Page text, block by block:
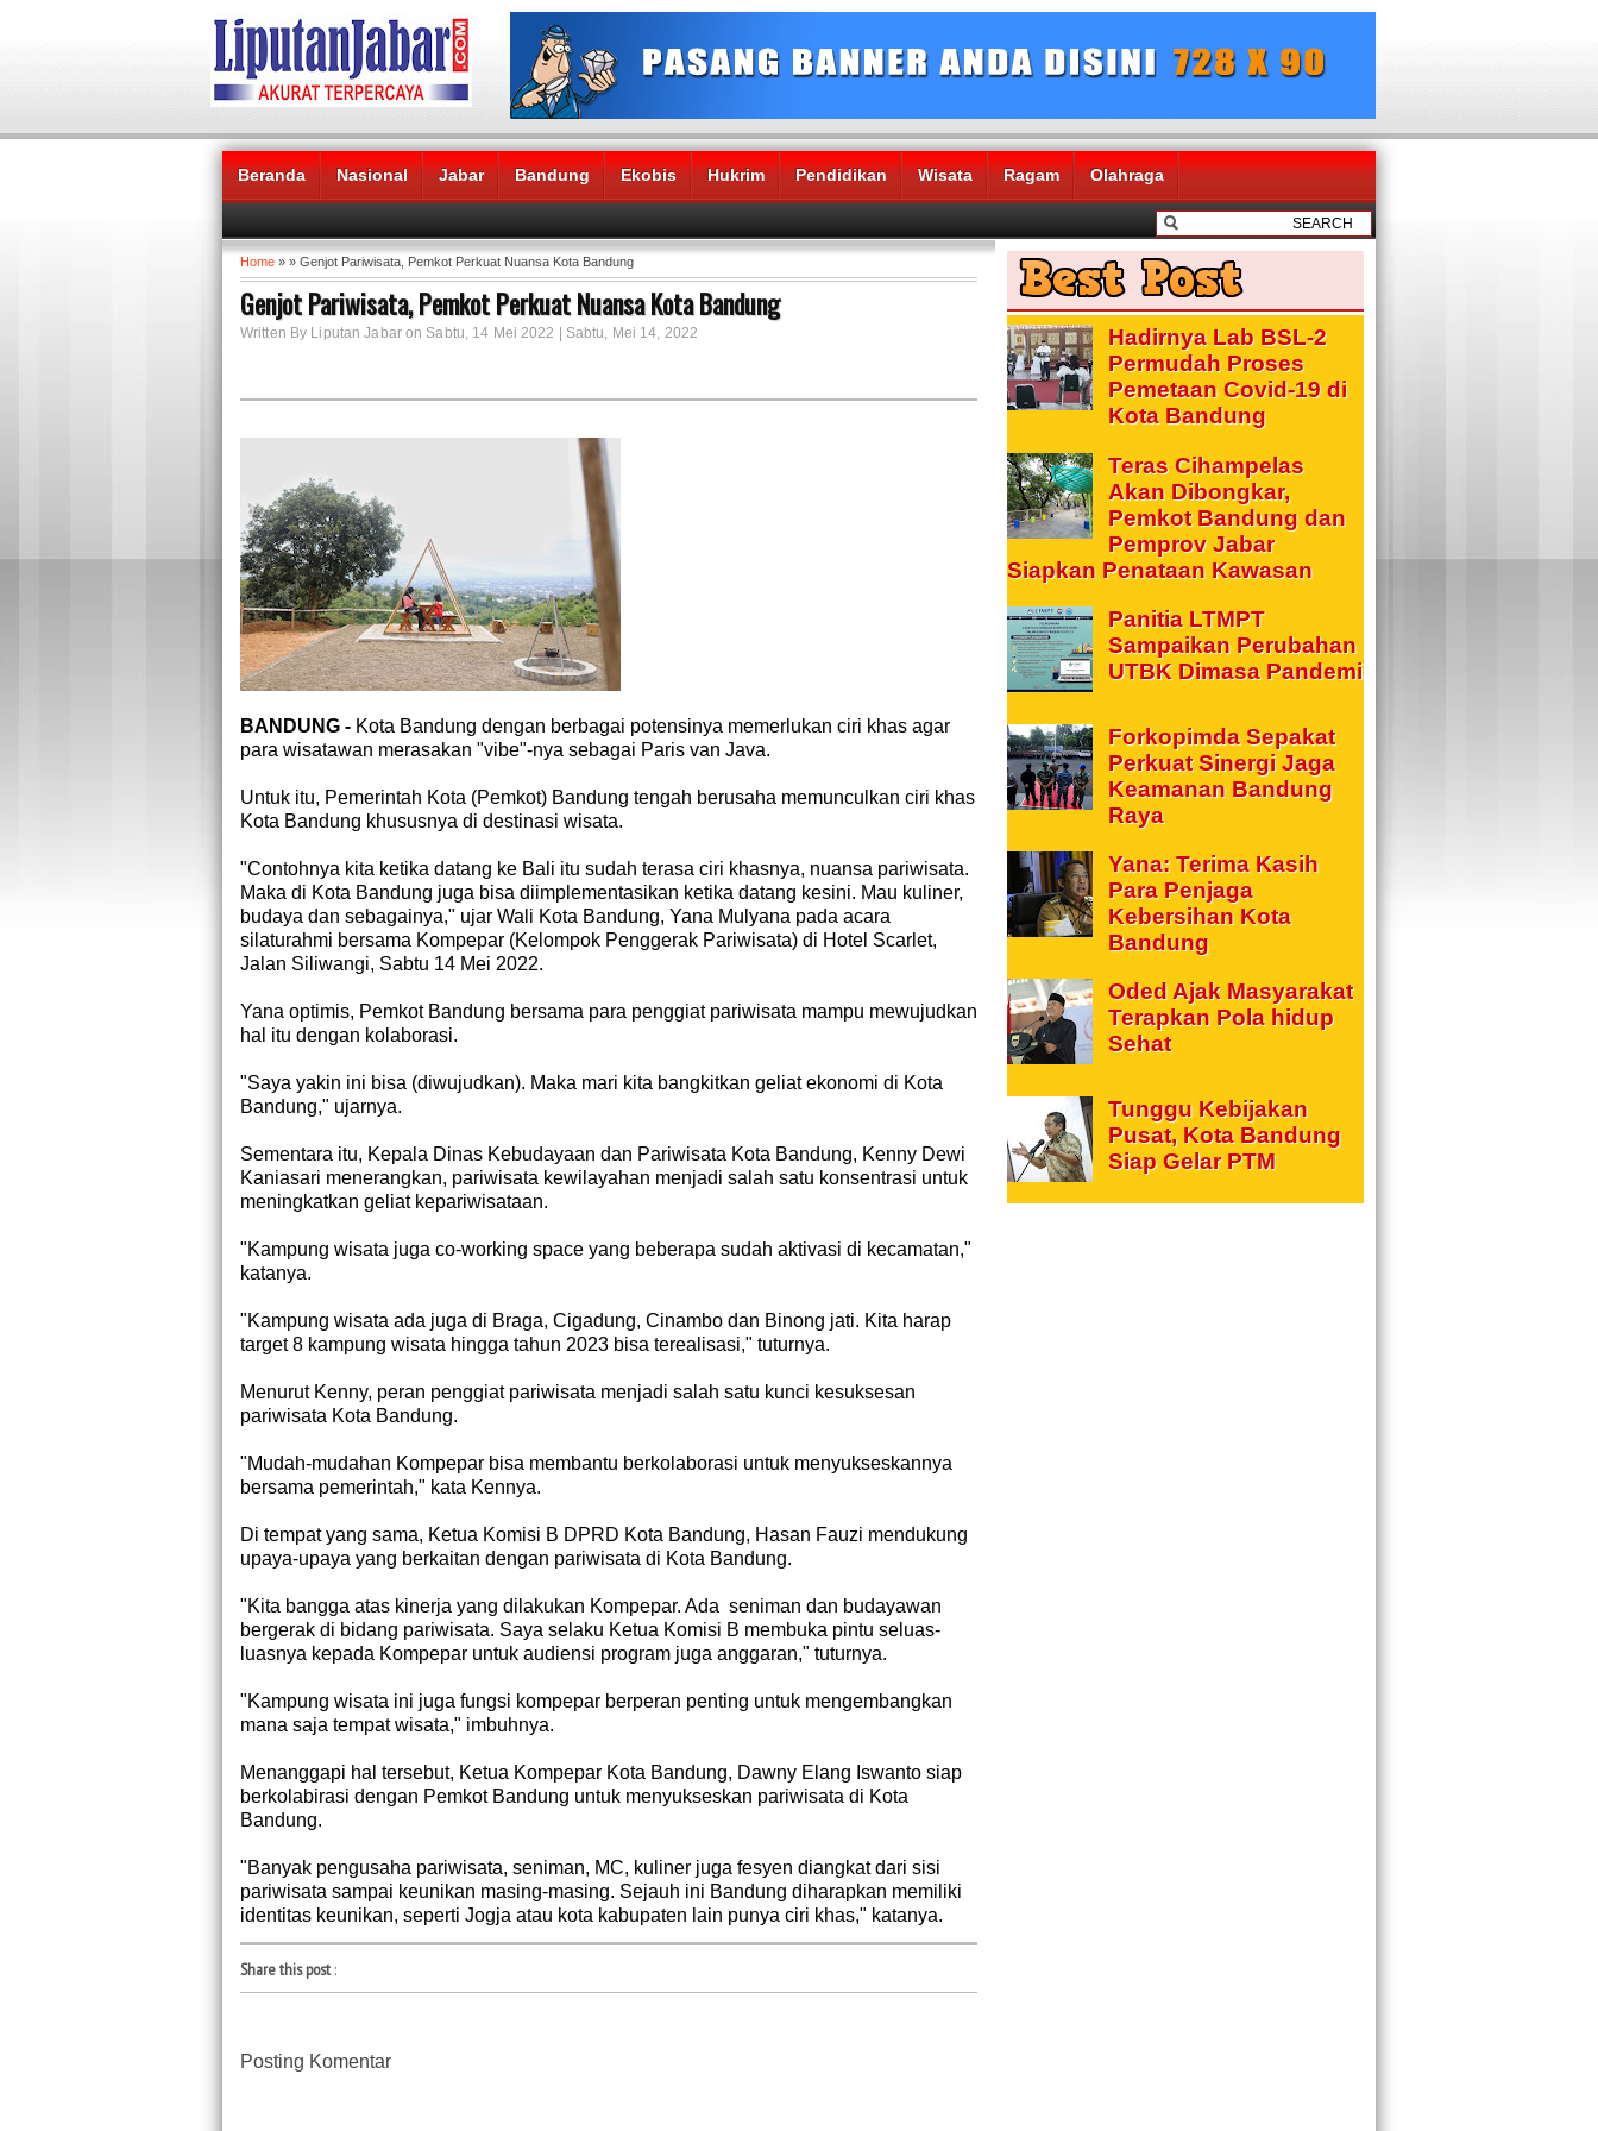
Beranda Nasional Jabar Bandung Ekobis Hukrim Pendidikan Wisata Ragam Olahraga
Headlines News :
Home » » Genjot Pariwisata, Pemkot Perkuat Nuansa Kota Bandung
Genjot Pariwisata, Pemkot Perkuat Nuansa Kota Bandung
Written By Liputan Jabar on Sabtu, 14 Mei 2022 | Sabtu, Mei 14, 2022
BANDUNG - Kota Bandung dengan berbagai potensinya memerlukan ciri khas agar
para wisatawan merasakan "vibe"-nya sebagai Paris van Java.
Untuk itu, Pemerintah Kota (Pemkot) Bandung tengah berusaha memunculkan ciri khas
Kota Bandung khususnya di destinasi wisata.
"Contohnya kita ketika datang ke Bali itu sudah terasa ciri khasnya, nuansa pariwisata.
Maka di Kota Bandung juga bisa diimplementasikan ketika datang kesini. Mau kuliner,
budaya dan sebagainya," ujar Wali Kota Bandung, Yana Mulyana pada acara
silaturahmi bersama Kompepar (Kelompok Penggerak Pariwisata) di Hotel Scarlet,
Jalan Siliwangi, Sabtu 14 Mei 2022.
Yana optimis, Pemkot Bandung bersama para penggiat pariwisata mampu mewujudkan
hal itu dengan kolaborasi.
"Saya yakin ini bisa (diwujudkan). Maka mari kita bangkitkan geliat ekonomi di Kota
Bandung," ujarnya.
Sementara itu, Kepala Dinas Kebudayaan dan Pariwisata Kota Bandung, Kenny Dewi
Kaniasari menerangkan, pariwisata kewilayahan menjadi salah satu konsentrasi untuk
meningkatkan geliat kepariwisataan.
"Kampung wisata juga co-working space yang beberapa sudah aktivasi di kecamatan,"
katanya.
"Kampung wisata ada juga di Braga, Cigadung, Cinambo dan Binong jati. Kita harap
target 8 kampung wisata hingga tahun 2023 bisa terealisasi," tuturnya.
Menurut Kenny, peran penggiat pariwisata menjadi salah satu kunci kesuksesan
pariwisata Kota Bandung.
"Mudah-mudahan Kompepar bisa membantu berkolaborasi untuk menyukseskannya
bersama pemerintah," kata Kennya.
Di tempat yang sama, Ketua Komisi B DPRD Kota Bandung, Hasan Fauzi mendukung
upaya-upaya yang berkaitan dengan pariwisata di Kota Bandung.
"Kita bangga atas kinerja yang dilakukan Kompepar. Ada seniman dan budayawan
bergerak di bidang pariwisata. Saya selaku Ketua Komisi B membuka pintu seluas-
luasnya kepada Kompepar untuk audiensi program juga anggaran," tuturnya.
"Kampung wisata ini juga fungsi kompepar berperan penting untuk mengembangkan
mana saja tempat wisata," imbuhnya.
Menanggapi hal tersebut, Ketua Kompepar Kota Bandung, Dawny Elang Iswanto siap
berkolabirasi dengan Pemkot Bandung untuk menyukseskan pariwisata di Kota
Bandung.
"Banyak pengusaha pariwisata, seniman, MC, kuliner juga fesyen diangkat dari sisi
pariwisata sampai keunikan masing-masing. Sejauh ini Bandung diharapkan memiliki
identitas keunikan, seperti Jogja atau kota kabupaten lain punya ciri khas," katanya.
Share this post:
Posting Komentar
Hadirnya Lab BSL-2
Permudah Proses
Pemetaan Covid-19 di
Kota Bandung
Teras Cihampelas
Akan Dibongkar,
Pemkot Bandung dan
Pemprov Jabar
Siapkan Penataan Kawasan
Panitia LTMPT
Sampaikan Perubahan
UTBK Dimasa Pandemi
Forkopimda Sepakat
Perkuat Sinergi Jaga
Keamanan Bandung
Raya
Yana: Terima Kasih
Para Penjaga
Kebersihan Kota
Bandung
Oded Ajak Masyarakat
Terapkan Pola hidup
Sehat
Tunggu Kebijakan
Pusat, Kota Bandung
Siap Gelar PTM